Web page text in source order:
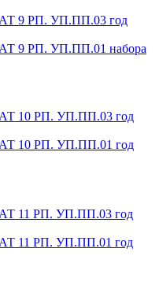
9 РП. УП.ПП.03 год
9 РП. УП.ПП.01 набора
10 РП. УП.ПП.03 год
10 РП. УП.ПП.01 год
11 РП. УП.ПП.03 год
11 РП. УП.ПП.01 год